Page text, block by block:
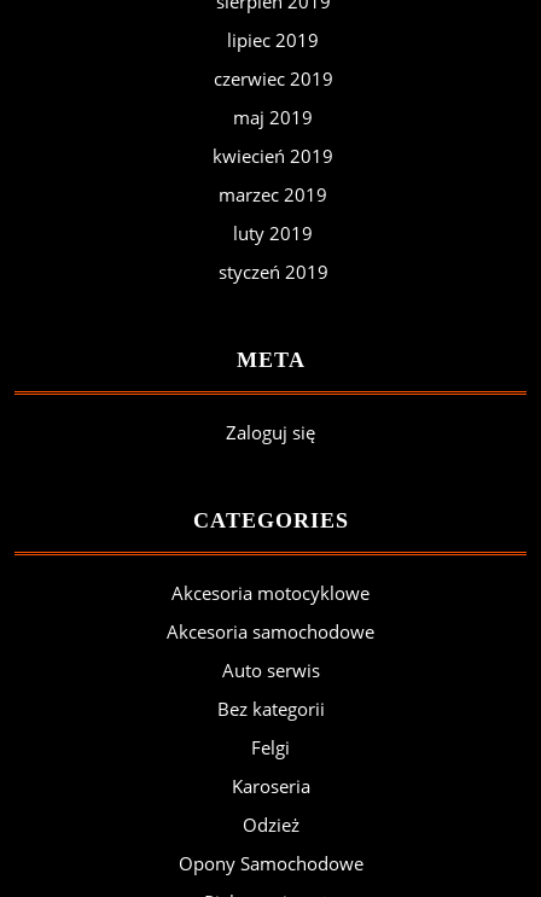
lipiec 2019
czerwiec 2019
maj 2019
kwiecień 2019
marzec 2019
luty 2019
styczeń 2019
META
Zaloguj się
CATEGORIES
Akcesoria motocyklowe
Akcesoria samochodowe
Auto serwis
Bez kategorii
Felgi
Karoseria
Odzież
Opony Samochodowe